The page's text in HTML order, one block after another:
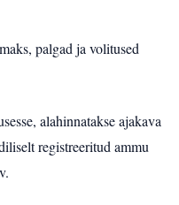
palgad ja volitused
alahinnatakse ajakava
registreeritud ammu